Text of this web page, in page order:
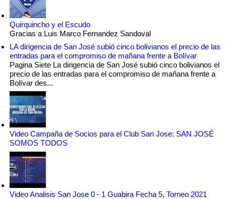
Quirquincho y el Escudo
Gracias a Luis Marco Fernandez Sandoval
LA dirigencia de San José subió cinco bolivianos el precio de las
entradas para el compromiso de mañana frente a Bolívar
Pagina Siete La dirigencia de San José subió cinco bolivianos el
precio de las entradas para el compromiso de mañana frente a
Bolívar des...
Video Campaña de Socios para el Club San Jose: SAN JOSÉ
SOMOS TODOS
Video Analisis San Jose 0 - 1 Guabira Fecha 5, Torneo 2021